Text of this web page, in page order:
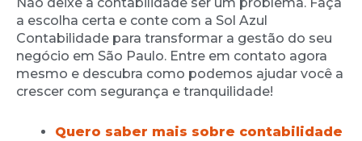
a escolha certa e conte com a Sol Azul
Contabilidade para transformar a gestão do seu
negócio em São Paulo. Entre em contato agora
mesmo e descubra como podemos ajudar você a
crescer com segurança e tranquilidade!
Quero saber mais sobre contabilidade